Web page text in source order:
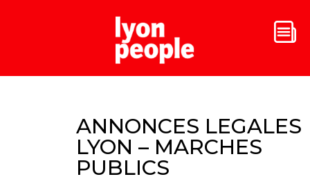
ANNONCES LEGALES
LYON – MARCHES
PUBLICS